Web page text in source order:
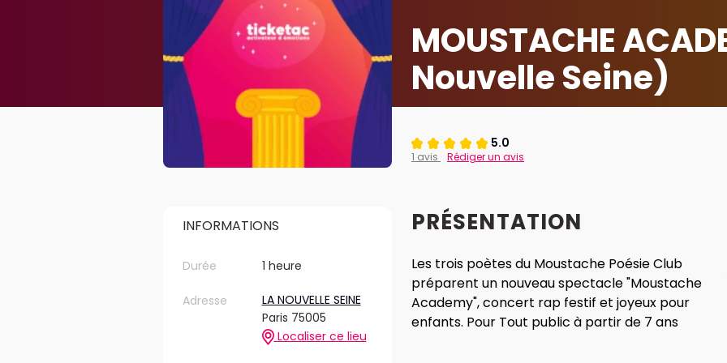
MOUSTACHE
Nouvelle Seine)
5.0
1 avis Rédiger un avis
INFORMATIONS
Durée 1 heure
Adresse
LA NOUVELLE SEINE
Paris 75005
Localiser ce lieu
PRÉSENTATION
Les trois poètes du Moustache Poésie Club
préparent un nouveau spectacle "Moustache
Academy", concert rap festif et joyeux pour
enfants. Pour Tout public à partir de 7 ans